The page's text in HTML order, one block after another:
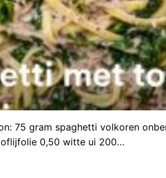
75 gram spaghetti volkoren
0,50 witte ui 200…